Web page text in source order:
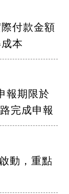
付款金額
本
報期限於
完成申報
動，重點